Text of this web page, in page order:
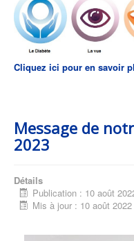
Cliquez ici pour en savoir
Message de
2023
Détails
Publication : 10 août
Mis à jour : 10 août 2022